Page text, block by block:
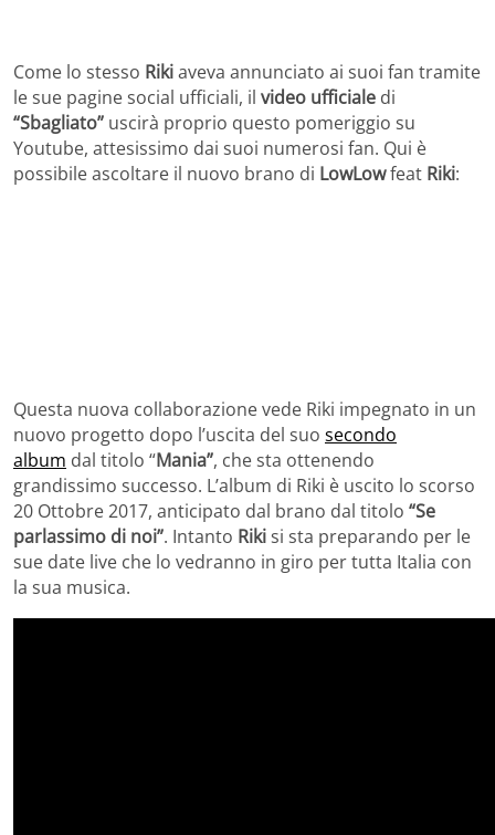
Come lo stesso Rikiaveva annunciato ai suoi fan tramite
le sue pagine social ufficiali, il video ufficiale di
“Sbagliato” uscirà proprio questo pomeriggio su
Youtube, attesissimo dai suoi numerosi fan. Qui è
possibile ascoltare il nuovo brano di LowLowfeat Riki:
Questa nuova collaborazione vede Riki impegnato in un
nuovo progetto dopo l’uscita del suo secondo
album dal titolo “Mania”, che sta ottenendo
grandissimo successo. L’album di Riki è uscito lo scorso
20 Ottobre 2017, anticipato dal brano dal titolo “Se
parlassimo di noi”. Intanto Rikisi sta preparando per le
sue date live che lo vedranno in giro per tutta Italia con
la sua musica.